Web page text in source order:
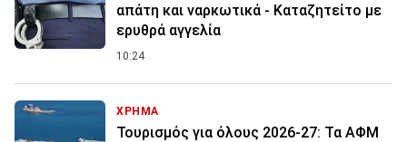
απάτη και ναρκωτικά - Καταζητείτο με
ερυθρά αγγελία
10:24
ΧΡΗΜΑ
Τουρισμός για όλους 2026-27: Τα ΑΦΜ